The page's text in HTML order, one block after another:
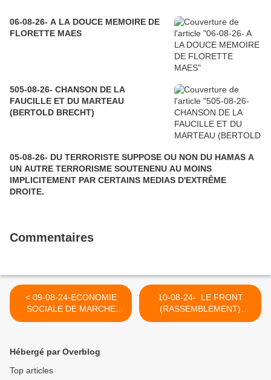
06-08-26- A LA DOUCE MEMOIRE DE
FLORETTE MAES
505-08-26- CHANSON DE LA
FAUCILLE ET DU MARTEAU
(BERTOLD BRECHT)
05-08-26- DU TERRORISTE SUPPOSE OU NON DU HAMAS A
UN AUTRE TERRORISME SOUTENENU AU MOINS
IMPLICITEMENT PAR CERTAINS MEDIAS D'EXTRÊME
DROITE.
Commentaires
< 09-08-24-ECONOMIE
SOCIALE DE MARCHE
(PINO ARLACCHI - LE
10-08-24- LE FRONT
(RASSEMBLEMENT)
NATIONAL RESTE
Hébergé par Overblog
Top articles